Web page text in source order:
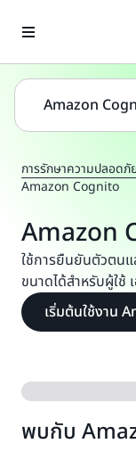
Amazon
การรักษาความปลอด
Amazon Cognito
Amazon
ใช้การยืนยันตัวตน
ขนาดได้สำหรับผู้ใช้
เริ่มต้นใช้งาน
พบกับ